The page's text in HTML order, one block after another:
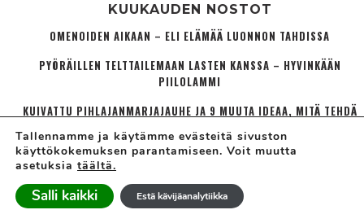
KUUKAUDEN NOSTOT
OMENOIDEN AIKAAN – ELI ELÄMÄÄ LUONNON TAHDISSA
PYÖRÄILLEN TELTTAILEMAAN LASTEN KANSSA – HYVINKÄÄN
PIILOLAMMI
KUIVATTU PIHLAJANMARJAJAUHE JA 9 MUUTA IDEAA, MITÄ TEHDÄ
SIENIPENKKI KASVAA OSTERIVINOKKAITA VAIKKA MARJAPENSAAN
VAIVIHKAA JUURTUNUT JA KAUPUNGINOSA­IDENTIFIOITUNUT
Tallennamme ja käytämme evästeitä sivuston
käyttökokemuksen parantamiseen. Voit muutta
asetuksia täältä.
Salli kaikki Estä kävijäanalytiikka